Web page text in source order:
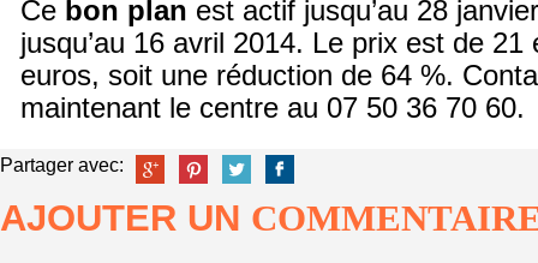
Ce bon plan est actif jusqu’au 28
jusqu’au 16 avril 2014. Le prix est de
euros, soit une réduction de 64 %.
maintenant le centre au 07 50 36 70 60.
Partager avec:
AJOUTER UN